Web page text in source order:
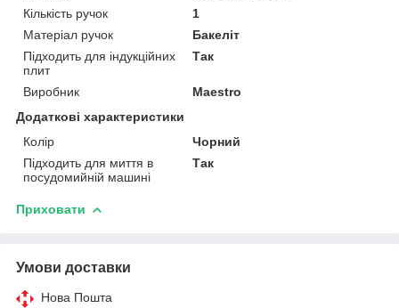
Кількість ручок
1
Матеріал ручок
Бакеліт
Підходить для індукційних
плит
Так
Виробник
Maestro
Додаткові характеристики
Колір
Чорний
Підходить для миття в
посудомийній машині
Так
Приховати
Умови доставки
Нова Пошта